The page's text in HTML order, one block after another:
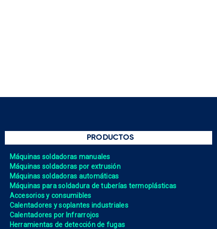
PRODUCTOS
Máquinas soldadoras manuales
Máquinas soldadoras por extrusión
Máquinas soldadoras automáticas
Máquinas para soldadura de tuberías termoplásticas
Accesorios y consumibles
Calentadores y soplantes industriales
Calentadores por Infrarrojos
Herramientas de detección de fugas